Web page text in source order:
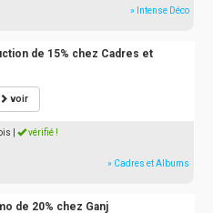
» Intense Déco
de 15% chez Cadres et
voir
vérifié !
» Cadres et Albums
de 20% chez Ganj